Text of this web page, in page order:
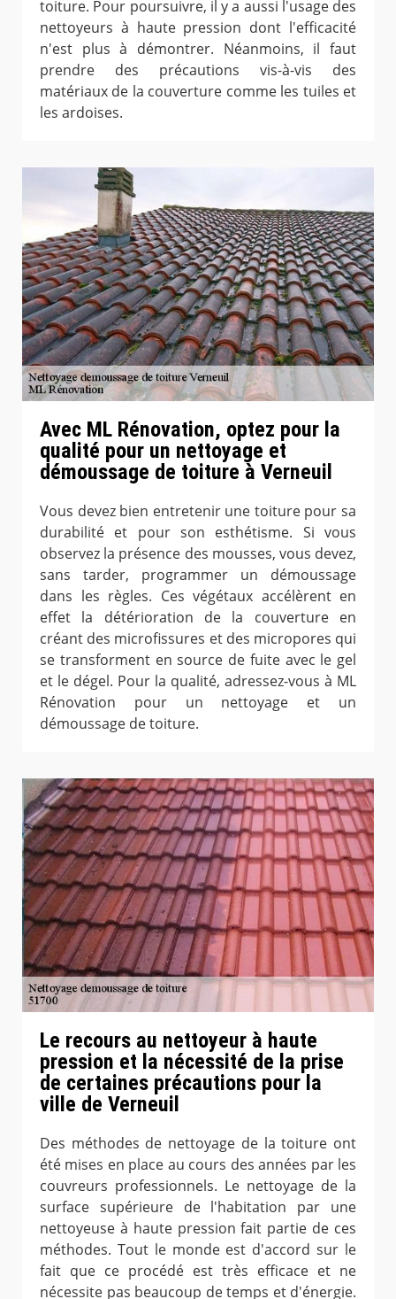
toiture. Pour poursuivre, il y a aussi l'usage des
nettoyeurs à haute pression dont l'efficacité
n'est plus à démontrer. Néanmoins, il faut
prendre des précautions vis-à-vis des
matériaux de la couverture comme les tuiles et
les ardoises.
Avec ML Rénovation, optez pour la
qualité pour un nettoyage et
démoussage de toiture à Verneuil
Vous devez bien entretenir une toiture pour sa
durabilité et pour son esthétisme. Si vous
observez la présence des mousses, vous devez,
sans tarder, programmer un démoussage
dans les règles. Ces végétaux accélèrent en
effet la détérioration de la couverture en
créant des microfissures et des micropores qui
se transforment en source de fuite avec le gel
et le dégel. Pour la qualité, adressez-vous à ML
Rénovation pour un nettoyage et un
démoussage de toiture.
Le recours au nettoyeur à haute
pression et la nécessité de la prise
de certaines précautions pour la
ville de Verneuil
Des méthodes de nettoyage de la toiture ont
été mises en place au cours des années par les
couvreurs professionnels. Le nettoyage de la
surface supérieure de l'habitation par une
nettoyeuse à haute pression fait partie de ces
méthodes. Tout le monde est d'accord sur le
fait que ce procédé est très efficace et ne
nécessite pas beaucoup de temps et d'énergie.